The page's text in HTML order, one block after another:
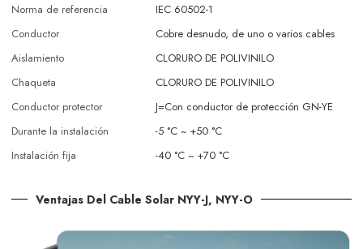
Norma de referencia
IEC 60502-1
Conductor
Cobre desnudo, de uno o varios cables
Aislamiento
CLORURO DE POLIVINILO
Chaqueta
CLORURO DE POLIVINILO
Conductor protector
J=Con conductor de protección GN-YE
Durante la instalación
-5 °C ~ +50 °C
Instalación fija
-40 °C ~ +70 °C
Ventajas Del Cable Solar NYY-J, NYY-O